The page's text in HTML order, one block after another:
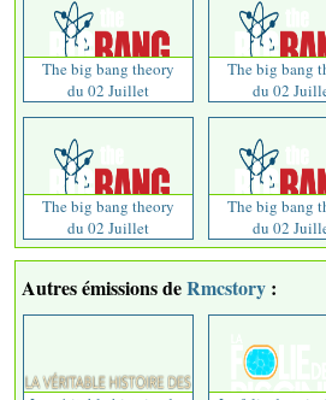
The big bang theory
du 02 Juillet
The big bang
du 02
The big bang theory
du 02 Juillet
The big bang
du 02
Autres émissions deRmcstory :